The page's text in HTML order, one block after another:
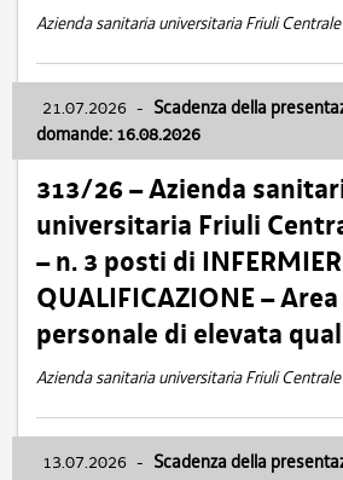
Azienda sanitaria universitaria Friuli Centrale
21.07.2026 - Scadenza della
domande: 16.08.2026
313/26 – Azienda
universitaria Friuli
– n. 3 posti di
QUALIFICAZIONE –
personale di elevata
Azienda sanitaria universitaria Friuli Centrale
13.07.2026 - Scadenza della